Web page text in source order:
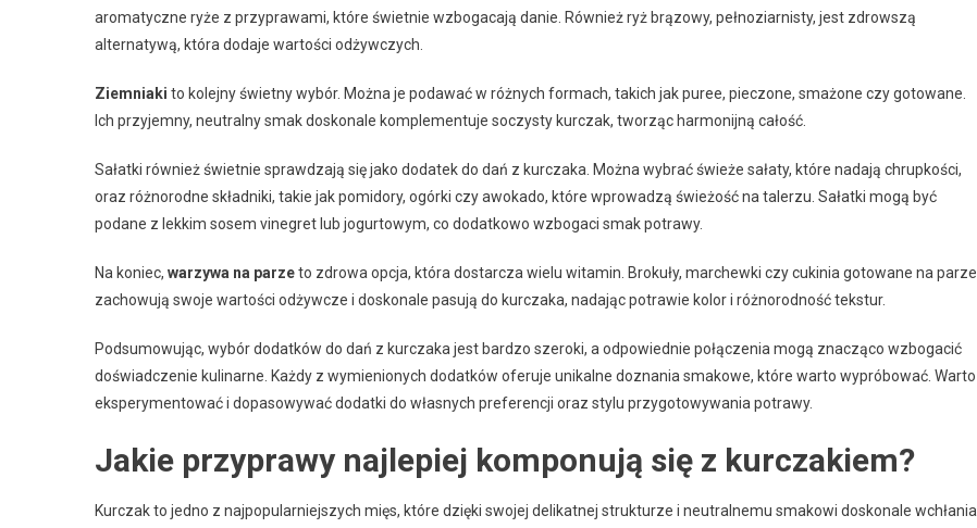
aromatyczne ryże z przyprawami, które świetnie wzbogacają danie. Również ryż brązowy, pełnoziarnisty, jest zdrowszą
alternatywą, która dodaje wartości odżywczych.
Ziemniaki to kolejny świetny wybór. Można je podawać w różnych formach, takich jak puree, pieczone, smażone czy gotowane.
Ich przyjemny, neutralny smak doskonale komplementuje soczysty kurczak, tworząc harmonijną całość.
Sałatki również świetnie sprawdzają się jako dodatek do dań z kurczaka. Można wybrać świeże sałaty, które nadają chrupkości,
oraz różnorodne składniki, takie jak pomidory, ogórki czy awokado, które wprowadzą świeżość na talerzu. Sałatki mogą być
podane z lekkim sosem vinegret lub jogurtowym, co dodatkowo wzbogaci smak potrawy.
Na koniec, warzywa na parzeto zdrowa opcja, która dostarcza wielu witamin. Brokuły, marchewki czy cukinia gotowane na parze
zachowują swoje wartości odżywcze i doskonale pasują do kurczaka, nadając potrawie kolor i różnorodność tekstur.
Podsumowując, wybór dodatków do dań z kurczaka jest bardzo szeroki, a odpowiednie połączenia mogą znacząco wzbogacić
doświadczenie kulinarne. Każdy z wymienionych dodatków oferuje unikalne doznania smakowe, które warto wypróbować. Warto
eksperymentować i dopasowywać dodatki do własnych preferencji oraz stylu przygotowywania potrawy.
Jakie przyprawy najlepiej komponują się z kurczakiem?
Kurczak to jedno z najpopularniejszych mięs, które dzięki swojej delikatnej strukturze i neutralnemu smakowi doskonale wchłania